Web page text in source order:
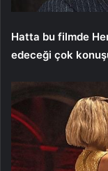
Hatta bu filmde
edeceği çok